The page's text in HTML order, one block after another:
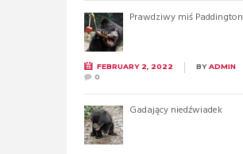
Prawdziwy miś Paddington
FEBRUARY 2, 2022 BYADMIN
0
Gadający niedźwiadek